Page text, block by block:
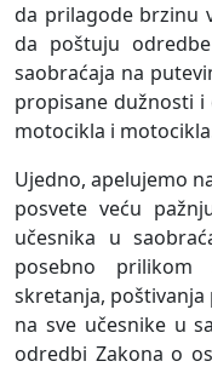
da prilagode brzinu
da poštuju
saobraćaja na
propisane dužnosti i
motocikla i
Ujedno, apelujemo
posvete veću
učesnika u
posebno prilikom
skretanja, poštivanja
na sve učesnike u
odredbi Zakona o